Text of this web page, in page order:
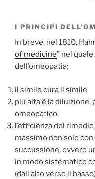
I PRINCIPI
In breve, nel 1810,
of medicine” nel
dell’omeopatia:
il simile cura il simile
più alta è la
omeopatico
l’efficienza del
massimo non solo con
succussione, ovvero
in modo sistematico
(dall’alto verso il